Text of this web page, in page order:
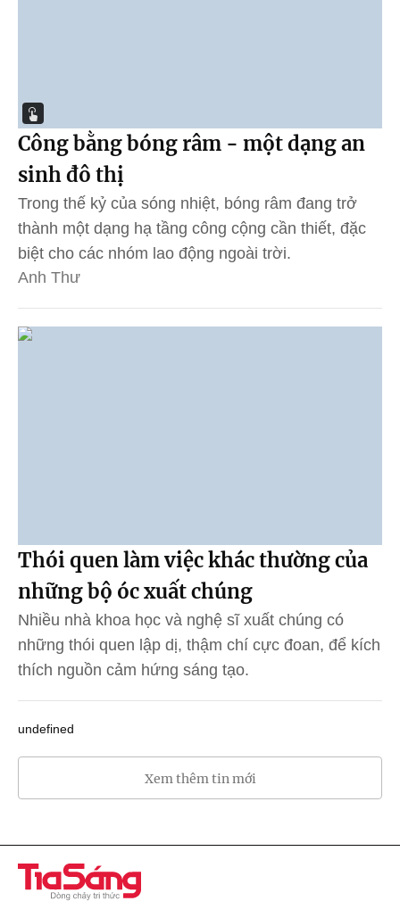
Công bằng bóng râm - một dạng an
sinh đô thị
Trong thế kỷ của sóng nhiệt, bóng râm đang trở
thành một dạng hạ tầng công cộng cần thiết, đặc
biệt cho các nhóm lao động ngoài trời.
Anh Thư
Thói quen làm việc khác thường của
những bộ óc xuất chúng
Nhiều nhà khoa học và nghệ sĩ xuất chúng có
những thói quen lập dị, thậm chí cực đoan, để kích
thích nguồn cảm hứng sáng tạo.
undefined
Xem thêm tin mới